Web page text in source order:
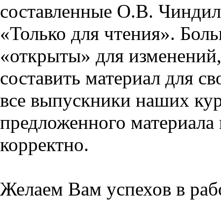
составленные О.В.
«Только для чтения».
«открыты» для
составить материал для
все выпускники наших
предложенного
корректно.
Желаем Вам успехов в